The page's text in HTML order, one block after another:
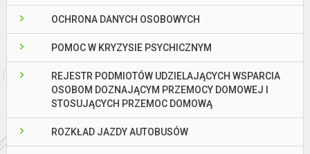
OCHRONA DANYCH OSOBOWYCH
POMOC W KRYZYSIE PSYCHICZNYM
REJESTR PODMIOTÓW UDZIELAJĄCYCH WSPARCIA
OSOBOM DOZNAJĄCYM PRZEMOCY DOMOWEJ I
STOSUJĄCYCH PRZEMOC DOMOWĄ
ROZKŁAD JAZDY AUTOBUSÓW